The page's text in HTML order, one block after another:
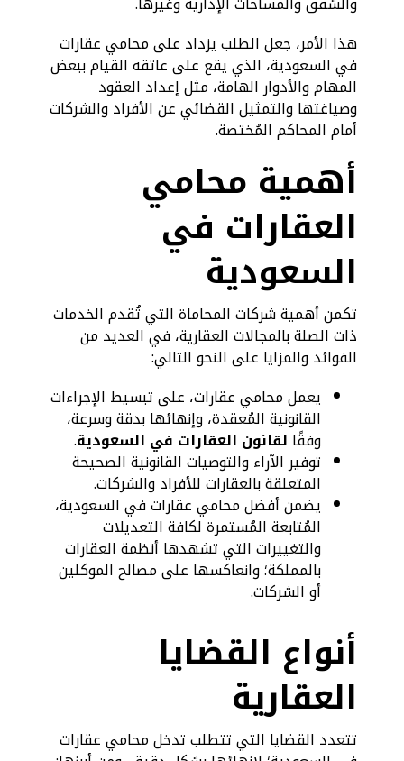
هذا الأمر، جعل الطلب يزداد على محامي عقارات
في السعودية، الذي يقع على عاتقه القيام ببعض
المهام والأدوار الهامة، مثل إعداد العقود
وصياغتها والتمثيل القضائي عن الأفراد والشركات
أمام المحاكم المُختصة.
أهمية محامي
العقارات في
السعودية
تكمن أهمية شركات المحاماة التي تُقدم الخدمات
ذات الصلة بالمجالات العقارية، في العديد من
الفوائد والمزايا على النحو التالي:
يعمل محامي عقارات، على تبسيط الإجراءات
القانونية المُعقدة، وإنهائها بدقة وسرعة،
وفقًا لقانون العقارات في السعودية.
توفير الآراء والتوصيات القانونية الصحيحة
المتعلقة بالعقارات للأفراد والشركات.
يضمن أفضل محامي عقارات في السعودية،
المُتابعة المُستمرة لكافة التعديلات
والتغييرات التي تشهدها أنظمة العقارات
بالمملكة؛ وانعاكسها على مصالح الموكلين
أو الشركات.
أنواع القضايا
العقارية
تتعدد القضايا التي تتطلب تدخل محامي عقارات